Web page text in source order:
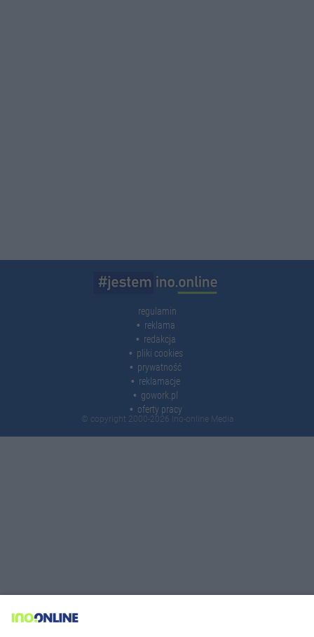
regulamin
reklama
redakcja
pliki cookies
prywatność
reklamacje
gowork.pl
oferty pracy
© copyright 2000-2026 Ino-online Media